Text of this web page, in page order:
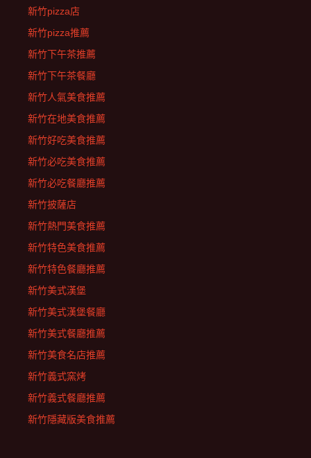
新竹pizza店
新竹pizza推薦
新竹下午茶推薦
新竹下午茶餐廳
新竹人氣美食推薦
新竹在地美食推薦
新竹好吃美食推薦
新竹必吃美食推薦
新竹必吃餐廳推薦
新竹披薩店
新竹熱門美食推薦
新竹特色美食推薦
新竹特色餐廳推薦
新竹美式漢堡
新竹美式漢堡餐廳
新竹美式餐廳推薦
新竹美食名店推薦
新竹義式窯烤
新竹義式餐廳推薦
新竹隱藏版美食推薦